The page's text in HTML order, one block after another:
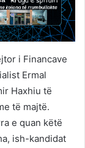
i Financave
Ermal
Haxhiu të
të majtë.
e quan këtë
ish-kandidat